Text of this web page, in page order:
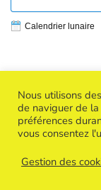
Calendrier lunaire
Copyright ©
Nous utilisons
de naviguer de
préférences
vous consentez
Gestion des